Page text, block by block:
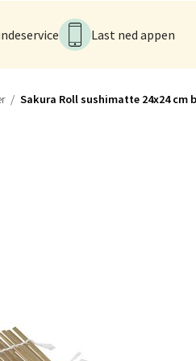
Last ned appen
Sakura Roll sushimatte 24x24 cm
16, 4016 Stavanger
10-20
1, 5239 Bergen
10-21